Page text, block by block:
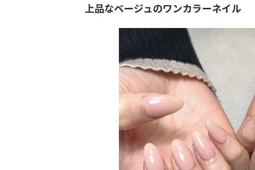
上品なベージュのワンカラーネイル